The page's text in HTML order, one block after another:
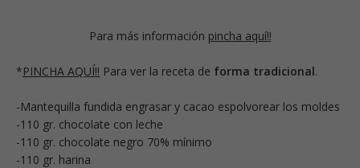
Para más información pincha aquí!!
*PINCHA AQUÍ!! Para ver la receta de forma tradicional.
-Mantequilla fundida engrasar y cacao espolvorear los moldes
-110 gr. chocolate con leche
-110 gr. chocolate negro 70% mínimo
-110 gr. harina